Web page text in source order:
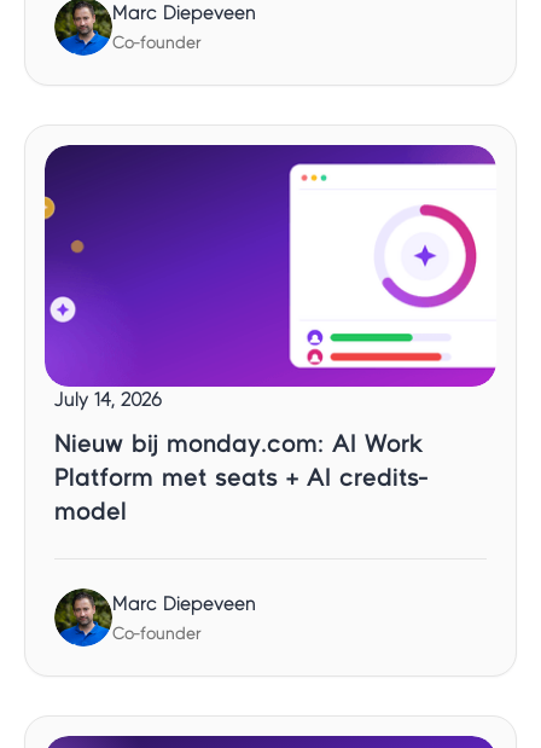
Marc Diepeveen
Co-founder
July 14, 2026
Nieuw bij monday.com: AI Work
Platform met seats + AI credits-
model
Marc Diepeveen
Co-founder